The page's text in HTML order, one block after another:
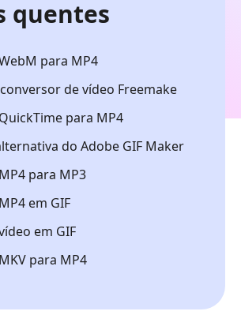
quentes
para MP4
de vídeo Freemake
para MP4
do Adobe GIF Maker
para MP3
em GIF
em GIF
para MP4